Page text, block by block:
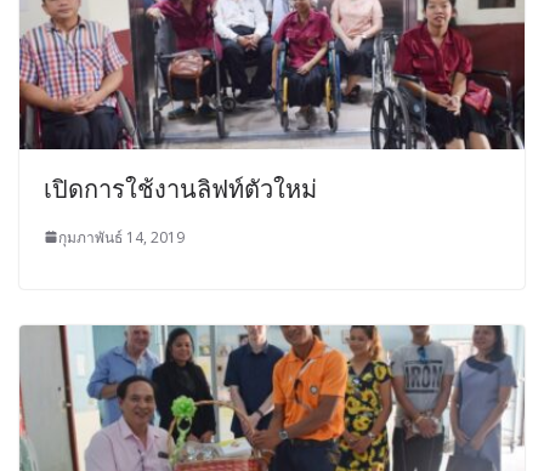
เปิดการใช้งานลิฟท์ตัวใหม่
กุมภาพันธ์ 14, 2019